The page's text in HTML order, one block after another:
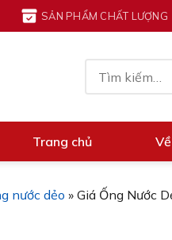
SẢN PHẨM CHẤT LƯỢNG
kiếm:
Trang chủ
nước dẻo » Giá Ống Nước